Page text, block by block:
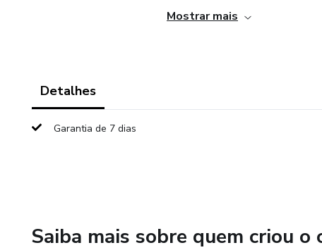
🤎Caça-Palavras com gabarito
💰 Apenas R$ 5,00
Mostrar mais
Detalhes
Garantia de 7 dias
Saiba mais sobre quem criou o